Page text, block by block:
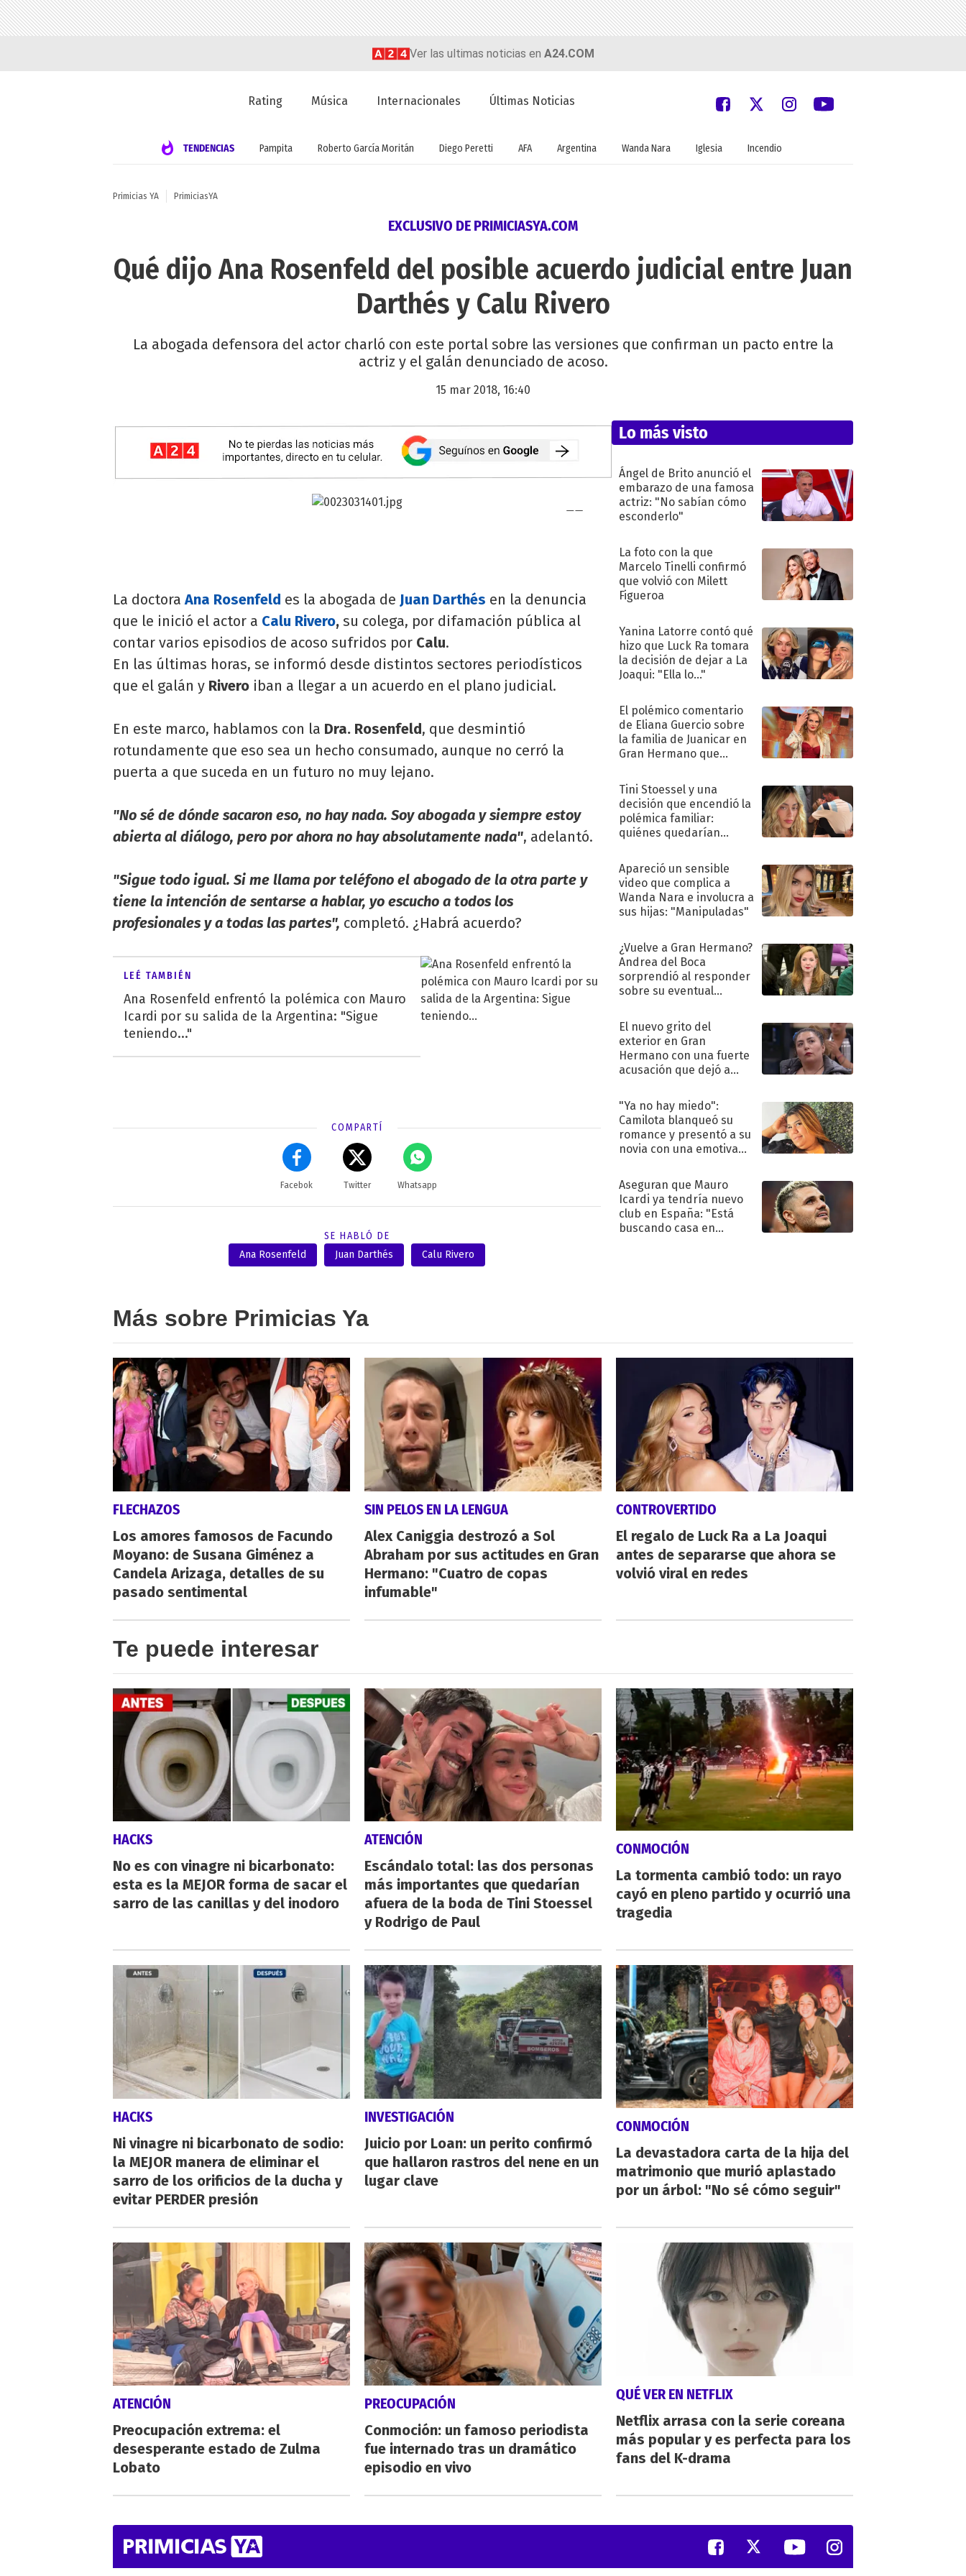
Ver las ultimas noticias en A24.COM
Rating Música Internacionales Últimas Noticias
TENDENCIAS Pampita Roberto García Moritán Diego Peretti AFA Argentina Wanda Nara Iglesia Incendio
Primicias YA PrimiciasYA
EXCLUSIVO DE PRIMICIASYA.COM
Qué dijo Ana Rosenfeld del posible acuerdo judicial entre Juan
Darthés y Calu Rivero
La abogada defensora del actor charló con este portal sobre las versiones que confirman un pacto entre la
actriz y el galán denunciado de acoso.
15 mar 2018, 16:40
La doctora Ana Rosenfeld es la abogada de Juan Darthés en la denuncia
que le inició el actor a Calu Rivero, su colega, por difamación pública al
contar varios episodios de acoso sufridos por Calu.
En las últimas horas, se informó desde distintos sectores periodísticos
que el galán y Rivero iban a llegar a un acuerdo en el plano judicial.
En este marco, hablamos con la Dra. Rosenfeld, que desmintió
rotundamente que eso sea un hecho consumado, aunque no cerró la
puerta a que suceda en un futuro no muy lejano.
"No sé de dónde sacaron eso, no hay nada. Soy abogada y siempre estoy
abierta al diálogo, pero por ahora no hay absolutamente nada", adelantó.
"Sigue todo igual. Si me llama por teléfono el abogado de la otra parte y
tiene la intención de sentarse a hablar, yo escucho a todos los
profesionales y a todas las partes", completó. ¿Habrá acuerdo?
LEÉ TAMBIÉN
Ana Rosenfeld enfrentó la polémica con Mauro
Icardi por su salida de la Argentina: "Sigue
teniendo..."
COMPARTÍ
Facebok Twitter Whatsapp
SE HABLÓ DE
Ana Rosenfeld
Juan Darthés Calu Rivero
Lo más visto
Ángel de Brito anunció el
embarazo de una famosa
actriz: "No sabían cómo
esconderlo"
La foto con la que
Marcelo Tinelli confirmó
que volvió con Milett
Figueroa
Yanina Latorre contó qué
hizo que Luck Ra tomara
la decisión de dejar a La
Joaqui: "Ella lo..."
El polémico comentario
de Eliana Guercio sobre
la familia de Juanicar en
Gran Hermano que
Tini Stoessel y una
decisión que encendió la
polémica familiar:
quiénes quedarían
Apareció un sensible
video que complica a
Wanda Nara e involucra a
sus hijas: "Manipuladas"
¿Vuelve a Gran Hermano?
Andrea del Boca
sorprendió al responder
sobre su eventual
El nuevo grito del
exterior en Gran
Hermano con una fuerte
acusación que dejó a
"Traidora"
"Ya no hay miedo":
Camilota blanqueó su
romance y presentó a su
novia con una emotiva
Aseguran que Mauro
Icardi ya tendría nuevo
club en España: "Está
buscando casa en
Más sobre Primicias Ya
FLECHAZOS
Los amores famosos de Facundo
Moyano: de Susana Giménez a
Candela Arizaga, detalles de su
pasado sentimental
SIN PELOS EN LA LENGUA
Alex Caniggia destrozó a Sol
Abraham por sus actitudes en Gran
Hermano: "Cuatro de copas
infumable"
CONTROVERTIDO
El regalo de Luck Ra a La Joaqui
antes de separarse que ahora se
volvió viral en redes
Te puede interesar
HACKS
No es con vinagre ni bicarbonato:
esta es la MEJOR forma de sacar el
sarro de las canillas y del inodoro
ATENCIÓN
Escándalo total: las dos personas
más importantes que quedarían
afuera de la boda de Tini Stoessel
y Rodrigo de Paul
CONMOCIÓN
La tormenta cambió todo: un rayo
cayó en pleno partido y ocurrió una
tragedia
HACKS
Ni vinagre ni bicarbonato de sodio:
la MEJOR manera de eliminar el
sarro de los orificios de la ducha y
evitar PERDER presión
INVESTIGACIÓN
Juicio por Loan: un perito confirmó
que hallaron rastros del nene en un
lugar clave
CONMOCIÓN
La devastadora carta de la hija del
matrimonio que murió aplastado
por un árbol: "No sé cómo seguir"
ATENCIÓN
Preocupación extrema: el
desesperante estado de Zulma
Lobato
PREOCUPACIÓN
Conmoción: un famoso periodista
fue internado tras un dramático
episodio en vivo
QUÉ VER EN NETFLIX
Netflix arrasa con la serie coreana
más popular y es perfecta para los
fans del K-drama